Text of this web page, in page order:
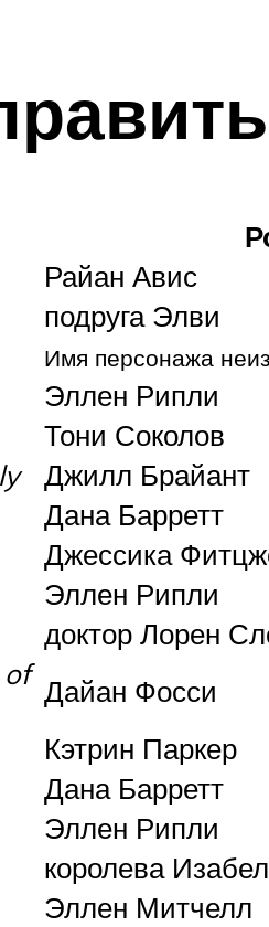
Райан Авис
подруга Элви
Имя персонажа
Эллен Рипли
Тони Соколов
Джилл Брайант
Дана Барретт
Джессика
Эллен Рипли
доктор Лорен
of Дайан Фосси
Кэтрин Паркер
Дана Барретт
Эллен Рипли
королева
Эллен Митчелл